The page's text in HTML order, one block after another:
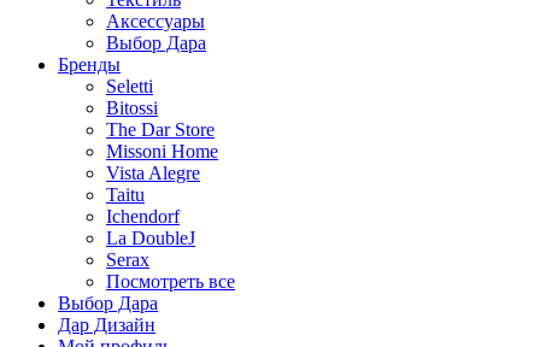
Аксессуары
Выбор Дара
Бренды
Seletti
Bitossi
The Dar Store
Missoni Home
Vista Alegre
Taitu
Ichendorf
La DoubleJ
Serax
Посмотреть все
Выбор Дара
Дар Дизайн